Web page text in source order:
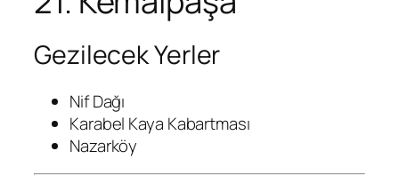
Gezilecek Yerler
Nif Dağı
Karabel Kaya Kabartması
Nazarköy